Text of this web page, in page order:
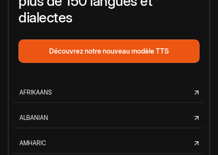
dialectes
Découvrez notre nouveau modèle TTS
AFRIKAANS
ALBANIAN
AMHARIC